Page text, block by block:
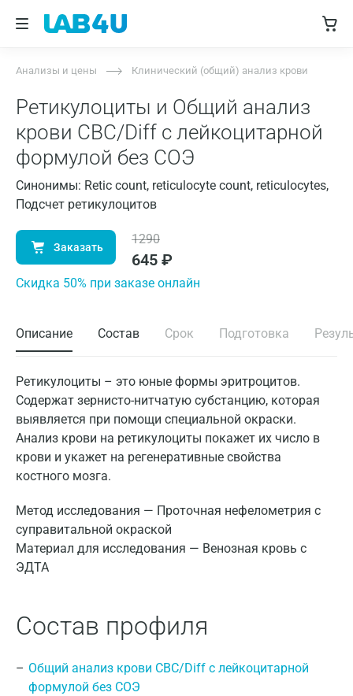
Анализы и цены Клинический (общий) анализ крови
Ретикулоциты и Общий анализ
крови CBC/Diff с лейкоцитарной
формулой без СОЭ
Синонимы: Retic count, reticulocyte count, reticulocytes,
Подсчет ретикулоцитов
Заказать
1290
645 ₽
Cкидка 50% при заказе онлайн
Описание Состав Срок Подготовка
Ретикулоциты – это юные формы эритроцитов.
Содержат зернисто-нитчатую субстанцию, которая
выявляется при помощи специальной окраски.
Анализ крови на ретикулоциты покажет их число в
крови и укажет на регенеративные свойства
костного мозга.
Метод исследования — Проточная нефелометрия с
суправитальной окраской
Материал для исследования — Венозная кровь с
ЭДТА
Состав профиля
Общий анализ крови CBC/Diff с лейкоцитарной
формулой без СОЭ